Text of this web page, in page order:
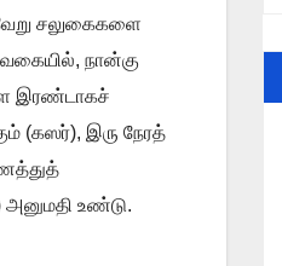
சலுகைகளை
நான்கு
இரண்டாகச்
(கஸர்), இரு நேரத்
அனுமதி உண்டு.